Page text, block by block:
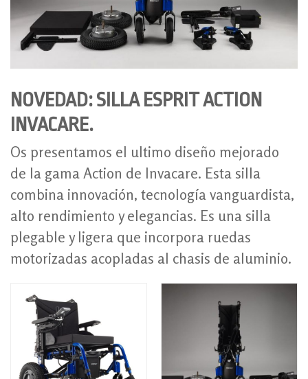
NOVEDAD: SILLA ESPRIT ACTION
INVACARE.
Os presentamos el ultimo diseño mejorado
de la gama Action de Invacare. Esta silla
combina innovación, tecnología vanguardista,
alto rendimiento y elegancias. Es una silla
plegable y ligera que incorpora ruedas
motorizadas acopladas al chasis de aluminio.